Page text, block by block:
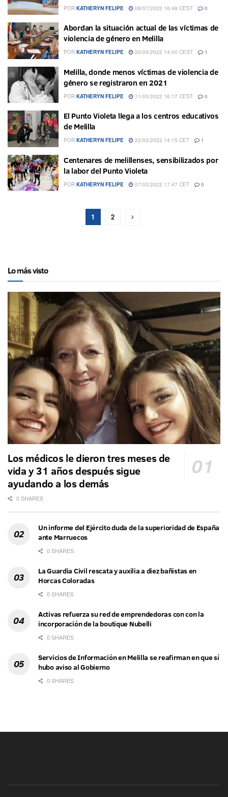
POR KATHERYN FELIPE 08/07/2022 16:48 CEST 0
Abordan la situación actual de las víctimas de
violencia de género en Melilla
POR KATHERYN FELIPE 20/05/2022 14:00 CEST 1
Melilla, donde menos víctimas de violencia de
género se registraron en 2021
POR KATHERYN FELIPE 11/05/2022 16:17 CEST 0
El Punto Violeta llega a los centros educativos
de Melilla
POR KATHERYN FELIPE 22/03/2022 14:15 CET 1
Centenares de melillenses, sensibilizados por
la labor del Punto Violeta
POR KATHERYN FELIPE 07/03/2022 17:47 CET 0
1 2
Lo más visto
Los médicos le dieron tres meses de
vida y 31 años después sigue
ayudando a los demás
0 SHARES
Un informe del Ejército duda de la superioridad de España
ante Marruecos
0 SHARES
La Guardia Civil rescata y auxilia a diez bañistas en
Horcas Coloradas
0 SHARES
Activas refuerza su red de emprendedoras con con la
incorporación de la boutique Nubelli
0 SHARES
Servicios de Información en Melilla se reafirman en que sí
hubo aviso al Gobierno
0 SHARES